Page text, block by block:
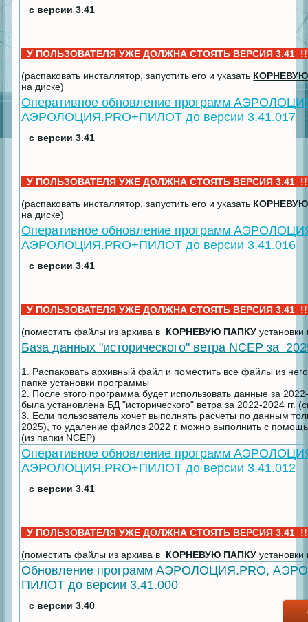
с версии 3.41
У ПОЛЬЗОВАТЕЛЯ УЖЕ ДОЛЖНА СТОЯТЬ ВЕРСИЯ 3.41
(распаковать инсталлятор, запустить его и указать
на диске)
Оперативное обновление программ
АЭРОЛОЦИЯ.PRO+ПИЛОТ до версии 3.41.017
с версии 3.41
У ПОЛЬЗОВАТЕЛЯ УЖЕ ДОЛЖНА СТОЯТЬ ВЕРСИЯ 3.41
(распаковать инсталлятор, запустить его и указать
на диске)
Оперативное обновление программ
АЭРОЛОЦИЯ.PRO+ПИЛОТ до версии 3.41.016
с версии 3.41
У ПОЛЬЗОВАТЕЛЯ УЖЕ ДОЛЖНА СТОЯТЬ ВЕРСИЯ 3.41
(поместить файлы из архива в КОРНЕВУЮ ПАПКУ
База данных "исторического" ветра NCEP за
1. Распаковать архивный файл и поместить все файлы из
папке установки программы
2. После этого программа будет использовать данные за
была установлена БД "исторического" ветра за 2022-2024 гг.
3. Если пользователь хочет выполнять расчеты по данным
2025), то удаление файлов 2022 г. можно выполнить с
(из папки NCEP)
Оперативное обновление программ
АЭРОЛОЦИЯ.PRO+ПИЛОТ до версии 3.41.012
с версии 3.41
У ПОЛЬЗОВАТЕЛЯ УЖЕ ДОЛЖНА СТОЯТЬ ВЕРСИЯ 3.41
(поместить файлы из архива в КОРНЕВУЮ ПАПКУ
Обновление программ АЭРОЛОЦИЯ.PRO,
ПИЛОТ до версии 3.41.000
с версии 3.40